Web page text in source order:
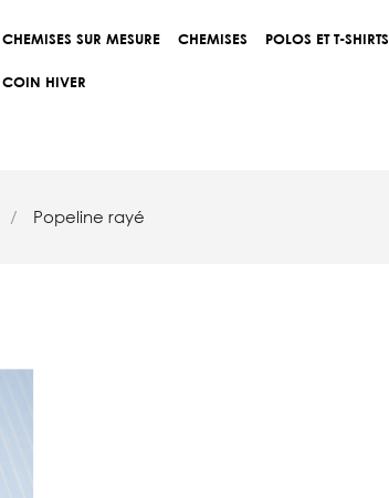
CHEMISES SUR MESURE CHEMISES POLOS ET T-SHIRTS
COIN HIVER
Popeline rayé